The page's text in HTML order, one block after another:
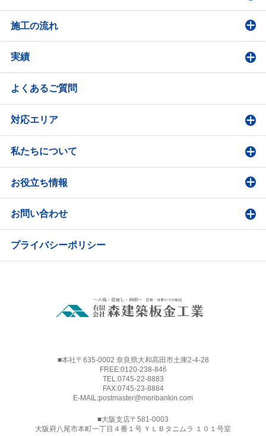
施工の流れ
実績
よくあるご質問
対応エリア
私たちについて
お役立ち情報
お問い合わせ
プライバシーポリシー
■本社〒635-0002 奈良県大和高田市土庫2-4-28
FREE:0120-238-846
TEL:0745-22-8883
FAX:0745-23-8884
E-MAIL:postmaster@moribankin.com
■大阪支店〒581-0003
大阪府八尾市本町一丁目４番１号 ＹＬＢタニムラ １０１号室